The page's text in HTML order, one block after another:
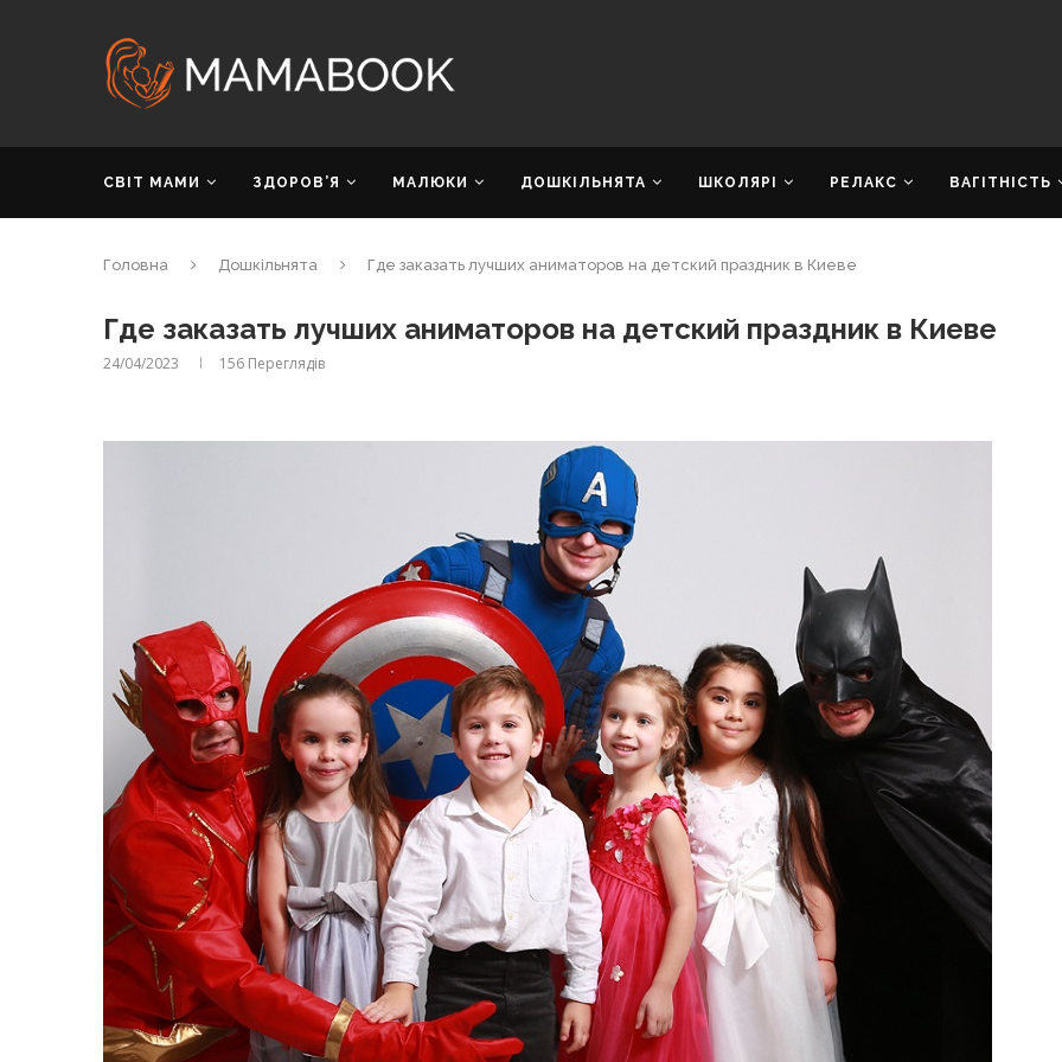
СВІТ МАМИ ЗДОРОВ’Я МАЛЮКИ ДОШКІЛЬНЯТА ШКОЛЯРІ РЕЛАКС ВАГІТНІСТЬ
Головна Дошкільнята Где заказать лучших аниматоров на детский праздник в Киеве
Где заказать лучших аниматоров на детский праздник в Киеве
24/04/2023 156 Переглядів
принимать
никакого кипятка
30/Січ/2021
Лікарі назвали симптоми
коронавірусу в дітей
14/Бер/2020
Попробуйте рецепт
легендарного супа доктора
Моро, который без...
08/Січ/2021